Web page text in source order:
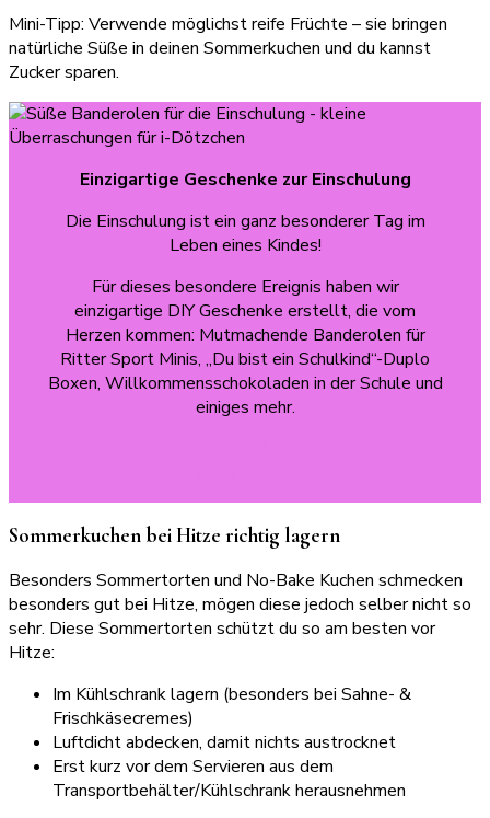
Mini-Tipp: Verwende möglichst reife Früchte – sie bringen
natürliche Süße in deinen Sommerkuchen und du kannst
Zucker sparen.
Einzigartige Geschenke zur Einschulung
Die Einschulung ist ein ganz besonderer Tag im
Leben eines Kindes!
Für dieses besondere Ereignis haben wir
einzigartige DIY Geschenke erstellt, die vom
Herzen kommen: Mutmachende Banderolen für
Ritter Sport Minis, „Du bist ein Schulkind“-Duplo
Boxen, Willkommensschokoladen in der Schule und
einiges mehr.
Sommerkuchen bei Hitze richtig lagern
Besonders Sommertorten und No-Bake Kuchen schmecken
besonders gut bei Hitze, mögen diese jedoch selber nicht so
sehr. Diese Sommertorten schützt du so am besten vor
Hitze:
Im Kühlschrank lagern (besonders bei Sahne- &
Frischkäsecremes)
Luftdicht abdecken, damit nichts austrocknet
Erst kurz vor dem Servieren aus dem
Transportbehälter/Kühlschrank herausnehmen